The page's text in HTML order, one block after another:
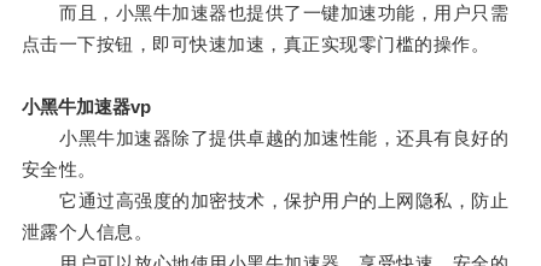
而且，小黑牛加速器也提供了一键加速功能，用户只需
点击一下按钮，即可快速加速，真正实现零门槛的操作。
小黑牛加速器vp
小黑牛加速器除了提供卓越的加速性能，还具有良好的
安全性。
它通过高强度的加密技术，保护用户的上网隐私，防止
泄露个人信息。